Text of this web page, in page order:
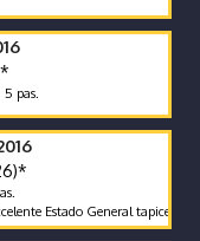
pas.
Estado General tapicería